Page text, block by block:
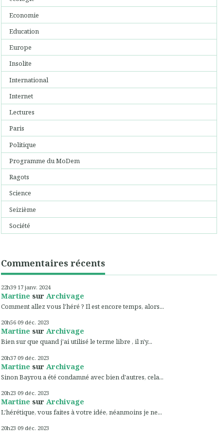
Economie
Education
Europe
Insolite
International
Internet
Lectures
Paris
Politique
Programme du MoDem
Ragots
Science
Seizième
Société
Commentaires récents
22h39 17 janv. 2024
Martine sur Archivage
Comment allez vous l'héré ? Il est encore temps, alors...
20h56 09 déc. 2023
Martine sur Archivage
Bien sur que quand j'ai utilisé le terme libre , il n'y...
20h37 09 déc. 2023
Martine sur Archivage
Sinon Bayrou a été condamné avec bien d'autres, cela...
20h23 09 déc. 2023
Martine sur Archivage
L'hérétique, vous faites à votre idée, néanmoins je ne...
20h23 09 déc. 2023